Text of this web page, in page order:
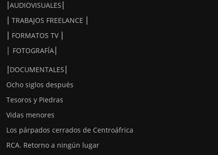
⎮AUDIOVISUALES⎮
⎮ TRABAJOS FREELANCE ⎮
⎮ FORMATOS TV ⎮
│ FOTOGRAFÍA⎮
⎮DOCUMENTALES⎮
Ocho siglos después
Tesoros y Piedras
Vidas menores
Los párpados cerrados de Centroáfrica
RCA. Retorno a ningún lugar